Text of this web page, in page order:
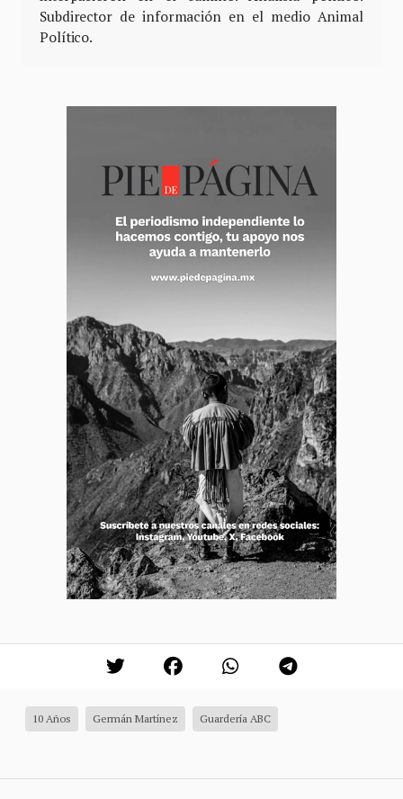
Subdirector de información en el medio Animal
Político.
10 Años Germán Martínez Guardería ABC